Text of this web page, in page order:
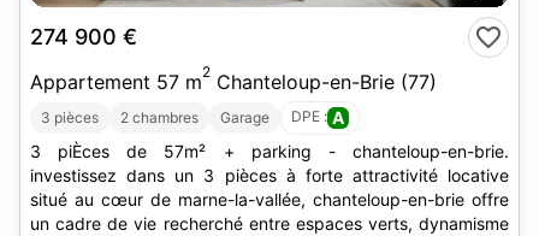
274 900 €
Appartement 57 m2 Chanteloup-en-Brie (77)
3 pièces 2 chambres Garage DPE : A
3 piÈces de 57m² + parking - chanteloup-en-brie.
investissez dans un 3 pièces à forte attractivité locative
situé au cœur de marne-la-vallée, chanteloup-en-brie offre
un cadre de vie recherché entre espaces verts, dynamisme